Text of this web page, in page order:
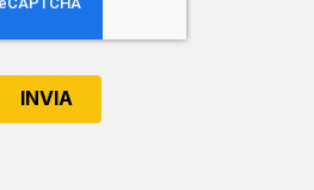
INVIA